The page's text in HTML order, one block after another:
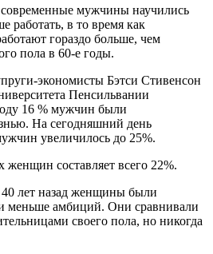
мужчины научились
работать, в то время как
гораздо больше, чем
пола в 60-е годы.
экономисты Бэтси Стивенсон
Пенсильвании
16 % мужчин были
На сегодняшний день
увеличилось до 25%.
женщин составляет всего 22%.
лет назад женщины были
меньше амбиций. Они сравнивали
своего пола, но никогда